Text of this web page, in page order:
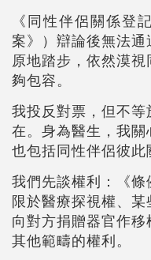
《同性伴侶關係登
案》）辯論後無法
原地踏步，依然漠
夠包容。
我投反對票，但不
在。身為醫生，我關
也包括同性伴侶彼此
我們先談權利：《
限於醫療探視權、
向對方捐贈器官作
其他範疇的權利。